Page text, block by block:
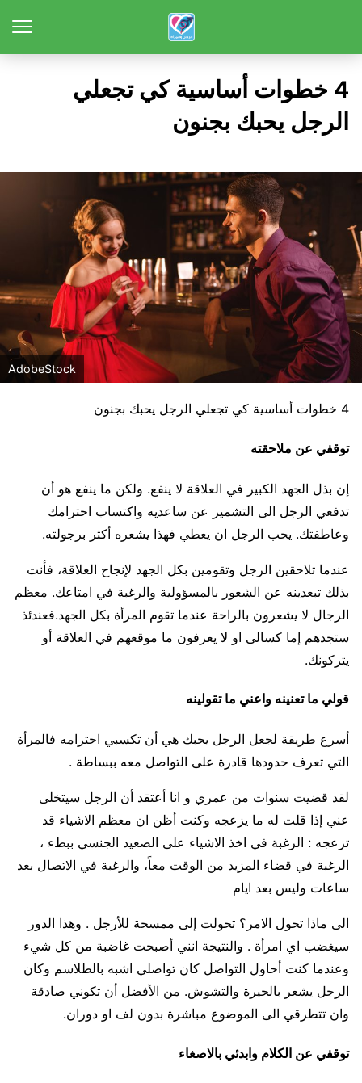
4 خطوات أساسية كي تجعلي
الرجل يحبك بجنون
AdobeStock
4 خطوات أساسية كي تجعلي الرجل يحبك بجنون
توقفي عن ملاحقته
إن بذل الجهد الكبير في العلاقة لا ينفع. ولكن ما ينفع هو أن
تدفعي الرجل الى التشمير عن ساعديه واكتساب احترامك
وعاطفتك. يحب الرجل ان يعطي فهذا يشعره أكثر برجولته.
عندما تلاحقين الرجل وتقومين بكل الجهد لإنجاح العلاقة، فأنت
بذلك تبعدينه عن الشعور بالمسؤولية والرغبة في امتاعك. معظم
الرجال لا يشعرون بالراحة عندما تقوم المرأة بكل الجهد.فعندئذ
ستجدهم إما كسالى او لا يعرفون ما موقعهم في العلاقة أو
يتركونك.
قولي ما تعنينه واعني ما تقولينه
أسرع طريقة لجعل الرجل يحبك هي أن تكسبي احترامه فالمرأة
التي تعرف حدودها قادرة على التواصل معه ببساطة .
لقد قضيت سنوات من عمري و انا أعتقد أن الرجل سيتخلى
عني إذا قلت له ما يزعجه وكنت أظن ان معظم الاشياء قد
تزعجه : الرغبة في اخذ الاشياء على الصعيد الجنسي ببطء ،
الرغبة في قضاء المزيد من الوقت معاً، والرغبة في الاتصال بعد
ساعات وليس بعد ايام
الى ماذا تحول الامر؟ تحولت إلى ممسحة للأرجل . وهذا الدور
سيغضب اي امرأة . والنتيجة انني أصبحت غاضبة من كل شيء
وعندما كنت أحاول التواصل كان تواصلي اشبه بالطلاسم وكان
الرجل يشعر بالحيرة والتشوش. من الأفضل أن تكوني صادقة
وان تتطرقي الى الموضوع مباشرة بدون لف او دوران.
توقفي عن الكلام وابدئي بالاصغاء